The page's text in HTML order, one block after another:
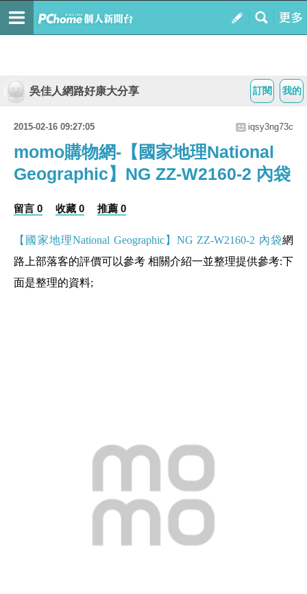
我的
訂閱
吳佳人網路好康大分享
2015-02-16 09:27:05 iqsy3ng73c
momo購物網-【國家地理National
Geographic】NG ZZ-W2160-2 內袋
留言 0 收藏 0 推薦 0
【國家地理National Geographic】NG ZZ-W2160-2 內袋網
路上部落客的評價可以參考 相關介紹一並整理提供參考:下
面是整理的資料;